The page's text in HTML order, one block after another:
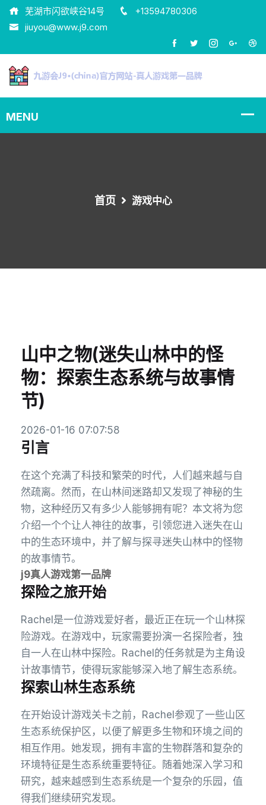
芜湖市闪欲峡谷14号
+13594780306
jiuyou@www.j9.com
首页 游戏中心
山中之物(迷失山林中的怪
物：探索生态系统与故事情
节)
2026-01-16 07:07:58
引言
在这个充满了科技和繁荣的时代，人们越来越与自
然疏离。然而，在山林间迷路却又发现了神秘的生
物，这种经历又有多少人能够拥有呢？本文将为您
介绍一个个让人神往的故事，引领您进入迷失在山
中的生态环境中，并了解与探寻迷失山林中的怪物
的故事情节。
j9真人游戏第一品牌
探险之旅开始
Rachel是一位游戏爱好者，最近正在玩一个山林探
险游戏。在游戏中，玩家需要扮演一名探险者，独
自一人在山林中探险。Rachel的任务就是为主角设
计故事情节，使得玩家能够深入地了解生态系统。
探索山林生态系统
在开始设计游戏关卡之前，Rachel参观了一些山区
生态系统保护区，以便了解更多生物和环境之间的
相互作用。她发现，拥有丰富的生物群落和复杂的
环境特征是生态系统重要特征。随着她深入学习和
研究，越来越感到生态系统是一个复杂的乐园，值
得我们继续研究发现。